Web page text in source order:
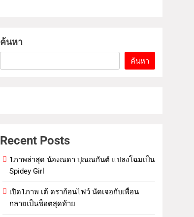
ค้นหา
ค้นหา
Recent Posts
1ภาพล่าสุด น้องณดา ปุณณกันต์ แปลงโฉมเป็น
Spidey Girl
เปิด1ภาพ เต้ ดราก้อนไฟว์ นัดเจอกับเพื่อน
กลายเป็นช็อตสุดท้าย